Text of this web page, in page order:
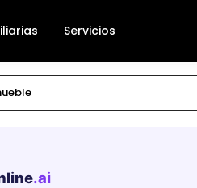
Servicios
.ai